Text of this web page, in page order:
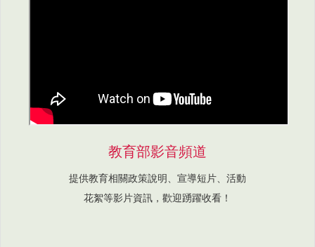
教育部影音頻道
提供教育相關政策說明、宣導短片、活動
花絮等影片資訊，歡迎踴躍收看！